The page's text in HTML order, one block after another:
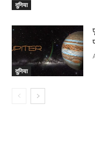
दुनिया
दुनिया